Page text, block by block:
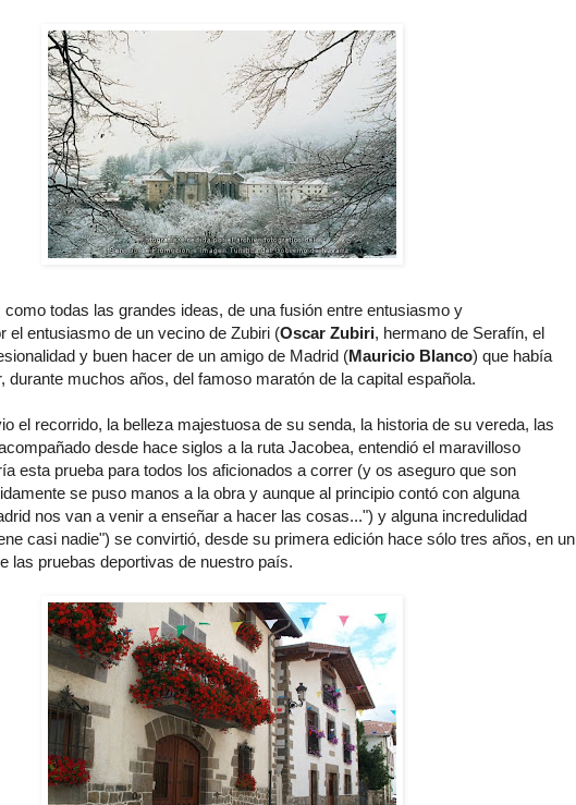
como todas las grandes ideas, de una fusión entre entusiasmo y
el entusiasmo de un vecino de Zubiri (Oscar Zubiri, hermano de Serafín, el
y buen hacer de un amigo de Madrid (Mauricio Blanco) que había
durante muchos años, del famoso maratón de la capital española.
el recorrido, la belleza majestuosa de su senda, la historia de su vereda, las
desde hace siglos a la ruta Jacobea, entendió el maravilloso
esta prueba para todos los aficionados a correr (y os aseguro que son
se puso manos a la obra y aunque al principio contó con alguna
nos van a venir a enseñar a hacer las cosas...") y alguna incredulidad
casi nadie") se convirtió, desde su primera edición hace sólo tres años, en un
las pruebas deportivas de nuestro país.